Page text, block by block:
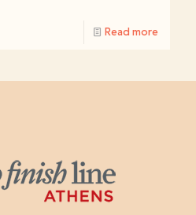
Read more